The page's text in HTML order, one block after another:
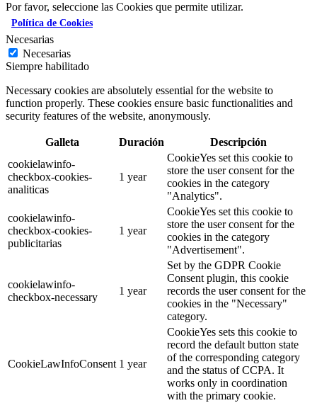
Por favor, seleccione las Cookies que permite utilizar.
Política de Cookies
Necesarias
Necesarias
Siempre habilitado
Necessary cookies are absolutely essential for the website to
function properly. These cookies ensure basic functionalities and
security features of the website, anonymously.
Galleta Duración
Descripción
cookielawinfo-
checkbox-cookies-
analiticas
1 year
CookieYes set this cookie to
store the user consent for the
cookies in the category
"Analytics".
cookielawinfo-
checkbox-cookies-
publicitarias
1 year
CookieYes set this cookie to
store the user consent for the
cookies in the category
"Advertisement".
cookielawinfo-
checkbox-necessary
1 year
Set by the GDPR Cookie
Consent plugin, this cookie
records the user consent for the
cookies in the "Necessary"
category.
CookieLawInfoConsent 1 year
CookieYes sets this cookie to
record the default button state
of the corresponding category
and the status of CCPA. It
works only in coordination
with the primary cookie.